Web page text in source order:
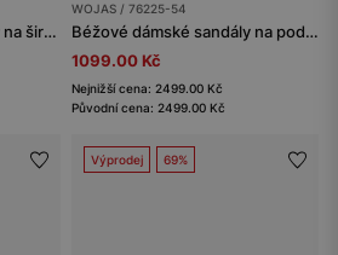
Hnědé semišové sandály na širokém sloupkovém podpatku
WOJAS / 76225-54
Béžové dámské sandály na podpatku
1099.00 Kč
Nejnižší cena: 2499.00 Kč
Původní cena: 2499.00 Kč
Výprodej 69%